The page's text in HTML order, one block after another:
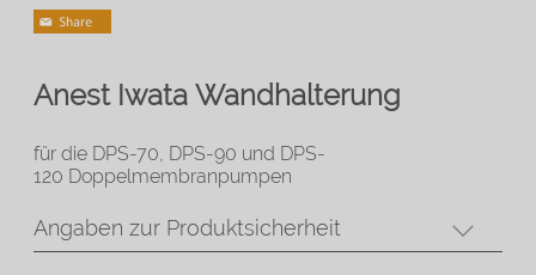
Anest Iwata Wandhalterung
für die DPS-70, DPS-90 und DPS-
120 Doppelmembranpumpen
Angaben zur Produktsicherheit